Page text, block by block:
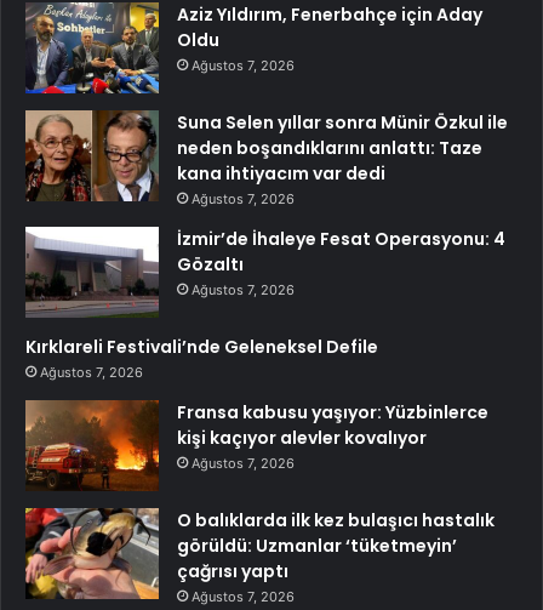
Aziz Yıldırım, Fenerbahçe için Aday
Oldu
Ağustos 7, 2026
Suna Selen yıllar sonra Münir Özkul ile
neden boşandıklarını anlattı: Taze
kana ihtiyacım var dedi
Ağustos 7, 2026
İzmir’de İhaleye Fesat Operasyonu: 4
Gözaltı
Ağustos 7, 2026
Kırklareli Festivali’nde Geleneksel Defile
Ağustos 7, 2026
Fransa kabusu yaşıyor: Yüzbinlerce
kişi kaçıyor alevler kovalıyor
Ağustos 7, 2026
O balıklarda ilk kez bulaşıcı hastalık
görüldü: Uzmanlar ‘tüketmeyin’
çağrısı yaptı
Ağustos 7, 2026